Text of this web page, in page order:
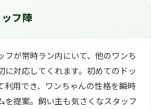
フ陣
フが常時ラン内にいて、他のワンち
に対応してくれます。初めてのドッ
利用でき、ワンちゃんの性格を瞬時
を提案。飼い主も気さくなスタッフ